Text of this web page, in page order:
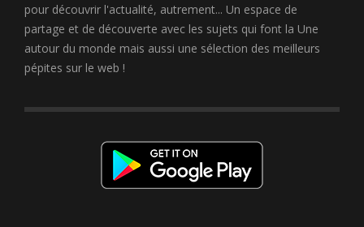
pour découvrir l'actualité, autrement... Un espace de
partage et de découverte avec les sujets qui font la Une
autour du monde mais aussi une sélection des meilleurs
pépites sur le web !